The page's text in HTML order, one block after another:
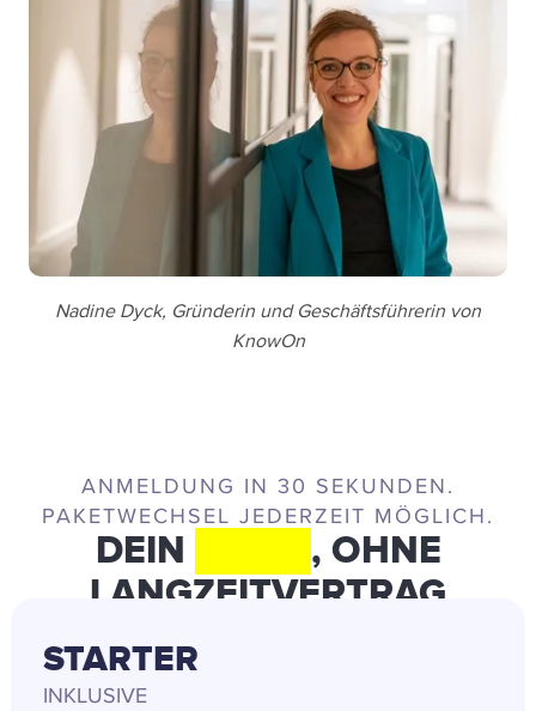
Nadine Dyck, Gründerin und Geschäftsführerin von
KnowOn
ANMELDUNG IN 30 SEKUNDEN.
PAKETWECHSEL JEDERZEIT MÖGLICH.
DEIN
, OHNE
LANGZEITVERTRAG
STARTER
INKLUSIVE